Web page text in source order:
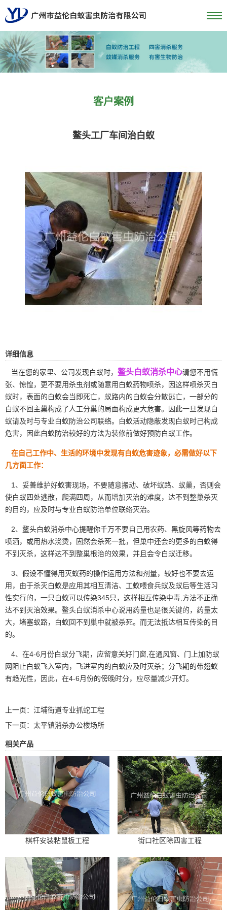
客户案例
鳌头工厂车间治白蚁
详细信息
当在您的家里、公司发现白蚁时， 鳌头白蚁消杀中心请您不用慌
张、惊惶，更不要用杀虫剂或随意用白蚁药物喷杀，因这样喷杀灭白
蚁时，表面的白蚁会当即死亡，蚁路内的白蚁会分散逃亡，一部分的
白蚁不回主巢构成了人工分巢的局面构成更大危害。因此一旦发现白
蚁请及时与专业白蚁防治公司联络。白蚁活动隐蔽发现白蚁时己构成
危害，因此白蚁防治较好的方法为装修前做好预防白蚁工作。
在自己工作中、生活的环境中发现有白蚁危害迹象，必需做好以下
几方面工作：
1、妥善维护好蚁害现场，不要随意搬动、破坏蚁路、蚁巢，否则会
使白蚁四处逃散，爬满四周，从而增加灭治的难度，达不到整巢杀灭
的目的，应及时与专业白蚁防治单位联络灭治。
2、鳌头白蚁消杀中心提醒你千万不要自己用农药、黑旋风等药物去
喷洒，或用热水浇烫，固然会杀死一批，但巢中还会的更多的白蚁得
不到灭杀，这样达不到整巢根治的效果，并且会令白蚁迁移。
3、假设不懂得用灭蚁药的操作运用方法和剂量，较好也不要去运
用，由于杀灭白蚁是应用其相互清洁、工蚁喂食兵蚁及蚁后等生活习
性实行的，一只白蚁可以传染345只，这样相互传染中毒,方法不正确
达不到灭治效果。鳌头白蚁消杀中心说用药量也是很关键的，药量太
大，堵塞蚁路，白蚁回不到巢中就被杀死。而无法抵达相互传染的目
的。
4、在4-6月份白蚁分飞期，应留意关好门窗,在通风窗、门上加防蚁
网阻止白蚁飞入室内，飞进室内的白蚁应及时灭杀；分飞期的带翅蚁
有趋光性，因此，在4-6月份的傍晚时分，应尽量减少开灯。
上一页： 江埔街道专业抓蛇工程
下一页： 太平镇消杀办公楼场所
相关产品
棋杆安装粘鼠板工程 街口社区除四害工程